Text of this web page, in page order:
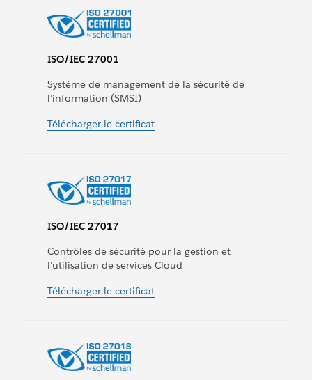
ISO/IEC 27001
Système de management de la sécurité de
l’information (SMSI)
Télécharger le certificat
ISO/IEC 27017
Contrôles de sécurité pour la gestion et
l’utilisation de services Cloud
Télécharger le certificat